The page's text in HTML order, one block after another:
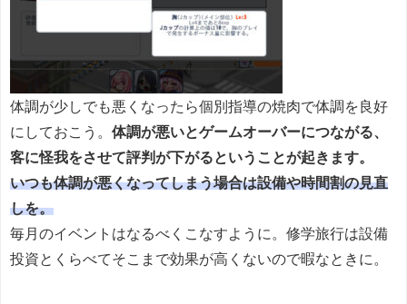
体調が少しでも悪くなったら個別指導の焼肉で体調を良好
にしておこう。 体調が悪いとゲームオーバーにつながる、
客に怪我をさせて評判が下がるということが起きます。
いつも体調が悪くなってしまう場合は設備や時間割の見直
しを。
毎月のイベントはなるべくこなすように。修学旅行は設備
投資とくらべてそこまで効果が高くないので暇なときに。